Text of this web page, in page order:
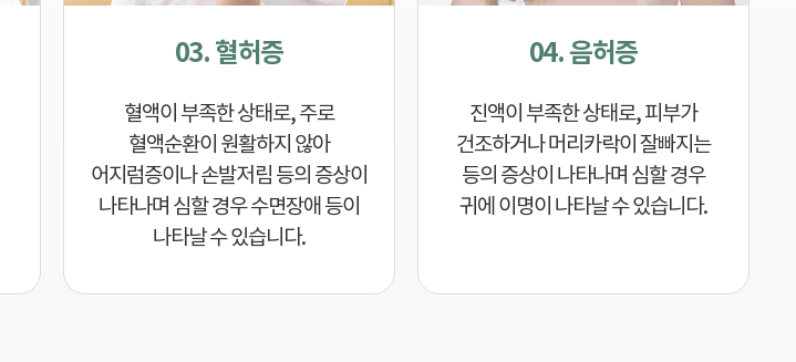
03. 혈허증
혈액이 부족한 상태로, 주로
혈액순환이 원활하지 않아
어지럼증이나 손발저림 등의 증상이
나타나며 심할 경우 수면장애 등이
나타날 수 있습니다.
04. 음허증
진액이 부족한 상태로, 피부가
건조하거나 머리카락이 잘빠지는
등의 증상이 나타나며 심할 경우
귀에 이명이 나타날 수 있습니다.